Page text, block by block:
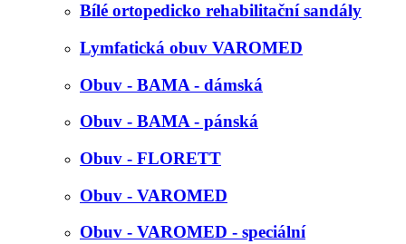
Bílé ortopedicko rehabilitační sandály
Lymfatická obuv VAROMED
Obuv - BAMA - dámská
Obuv - BAMA - pánská
Obuv - FLORETT
Obuv - VAROMED
Obuv - VAROMED - speciální